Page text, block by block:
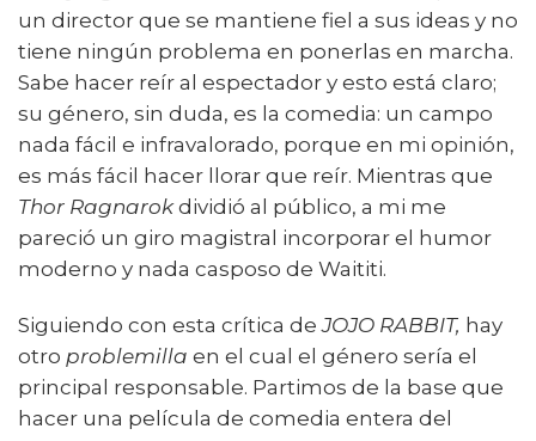
un director que se mantiene fiel a sus ideas y no
tiene ningún problema en ponerlas en marcha.
Sabe hacer reír al espectador y esto está claro;
su género, sin duda, es la comedia: un campo
nada fácil e infravalorado, porque en mi opinión,
es más fácil hacer llorar que reír. Mientras que
Thor Ragnarokdividió al público, a mi me
pareció un giro magistral incorporar el humor
moderno y nada casposo de Waititi.
Siguiendo con esta crítica de JOJO RABBIT, hay
otro problemilla en el cual el género sería el
principal responsable. Partimos de la base que
hacer una película de comedia entera del